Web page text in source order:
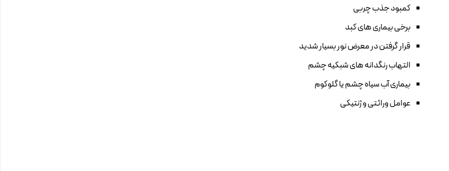
کمبود جذب چربی
برخی بیماری های کبد
قرار گرفتن در معرض نور بسیار شدید
التهاب رنگدانه های شبکیه چشم
بیماری آب سیاه چشم یا گلوکوم
عوامل وراثتی و ژنتیکی